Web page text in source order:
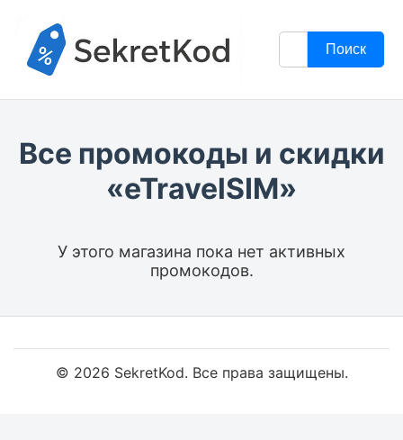
Поиск
Все промокоды и скидки
«eTravelSIM»
У этого магазина пока нет активных
промокодов.
© 2026 SekretKod. Все права защищены.